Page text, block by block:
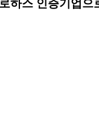
하스 인증기업으